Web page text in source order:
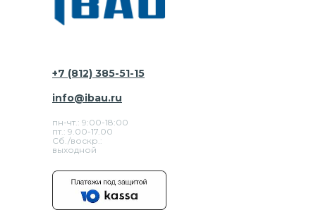
+7 (812) 385-51-15
пн-чт.: 9:00-18:00
пт.: 9.00-17.00
Сб./воскр.:
выходной
info@ibau.ru